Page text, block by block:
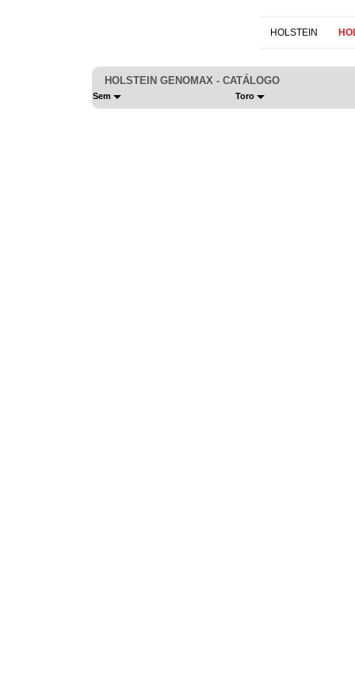
HOLSTEIN
HOLSTEIN GENOMAX - CATÁLOGO
Sem Toro